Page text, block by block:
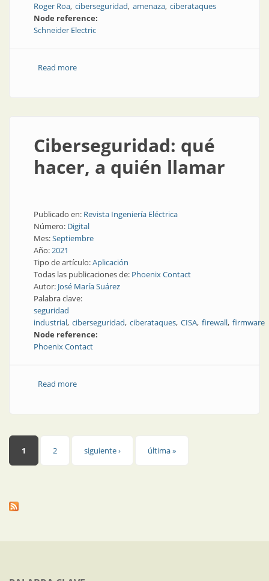
Roger Roa ciberseguridad amenaza ciberataques
Node reference:
Schneider Electric
Read moreabout Palabra de experto: los desafíos de la
Ciberseguridad: qué
hacer, a quién llamar
Publicado en: Revista Ingeniería Eléctrica
Número: Digital
Mes:Septiembre
Año:2021
Tipo de artículo:Aplicación
Todas las publicaciones de: Phoenix Contact
Autor: José María Suárez
Palabra clave:
seguridad
industrial ciberseguridad ciberataques CISA firewall firmware
Node reference:
Phoenix Contact
Read moreabout Ciberseguridad: qué hacer, a quién llamar
Páginas
1 2 siguiente › última »